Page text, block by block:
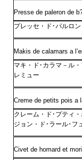
Presse de paleron de
プレッセ・ド･パルロ
Makis de calamars a
マキ・ド･カラマ－ル
レミュー
Creme de petits pois a
クレーム・ド･プティ
ジョン・ド･ラール･フ
Civet de homard et